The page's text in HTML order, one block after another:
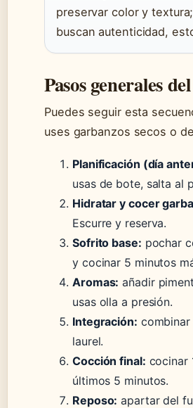
preservar color y
buscan autenticidad,
Pasos generales
Puedes seguir esta
uses garbanzos secos o
Planificación (día
usas de bote, salta al
Hidratar y cocer
Escurre y reserva.
Sofrito base: pochar
y cocinar 5 minutos
Aromas: añadir
usas olla a presión.
Integración:
laurel.
Cocción final: cocinar
últimos 5 minutos.
Reposo: apartar del